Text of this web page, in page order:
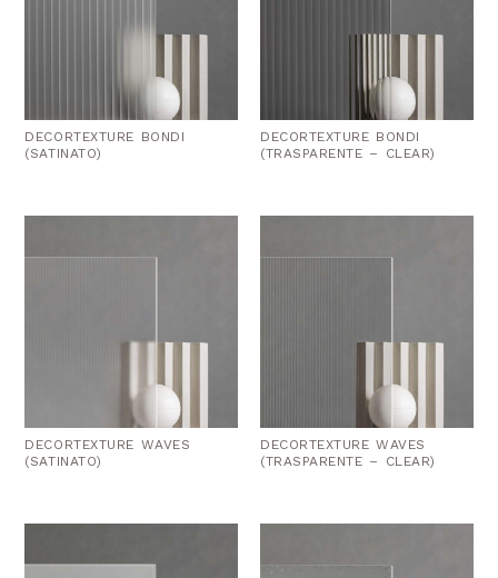
DECORTEXTURE BONDI
(SATINATO)
DECORTEXTURE BONDI
(TRASPARENTE – CLEAR)
DECORTEXTURE WAVES
(SATINATO)
DECORTEXTURE WAVES
(TRASPARENTE – CLEAR)